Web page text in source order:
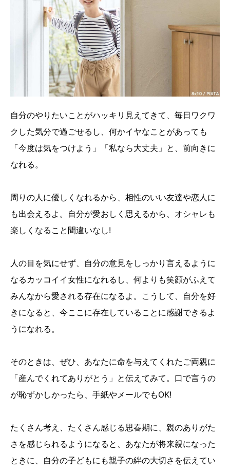
自分のやりたいことがハッキリ見えてきて、毎日ワクワ
クした気分で過ごせるし、何かイヤなことがあっても
「今度は気をつけよう」「私なら大丈夫」と、前向きに
なれる。
周りの人に優しくなれるから、相性のいい友達や恋人に
も出会えるよ。自分が愛おしく思えるから、オシャレも
楽しくなること間違いなし!
人の目を気にせず、自分の意見をしっかり言えるように
なるカッコイイ女性になれるし、何よりも笑顔がふえて
みんなから愛される存在になるよ。こうして、自分を好
きになると、今ここに存在していることに感謝できるよ
うになれる。
そのときは、ぜひ、あなたに命を与えてくれたご両親に
「産んでくれてありがとう」と伝えてみて。口で言うの
が恥ずかしかったら、手紙やメールでもOK!
たくさん考え、たくさん感じる思春期に、親のありがた
さを感じられるようになると、あなたが将来親になった
ときに、自分の子どもにも親子の絆の大切さを伝えてい